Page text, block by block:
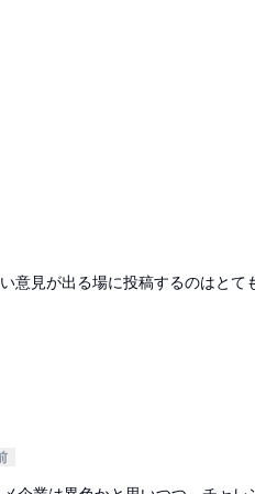
意見が出る場に投稿するのはとて